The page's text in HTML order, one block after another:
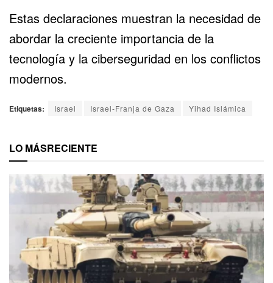
Estas declaraciones muestran la necesidad de
abordar la creciente importancia de la
tecnología y la ciberseguridad en los conflictos
modernos.
Etiquetas: Israel Israel-Franja de Gaza Yihad Islámica
LO MÁSRECIENTE